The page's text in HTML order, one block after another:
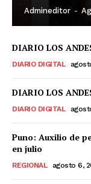
Admineditor -
DIARIO LOS
DIARIO DIGITAL
DIARIO LOS
DIARIO DIGITAL
Puno: Auxilio de
en julio
REGIONAL agosto 6,